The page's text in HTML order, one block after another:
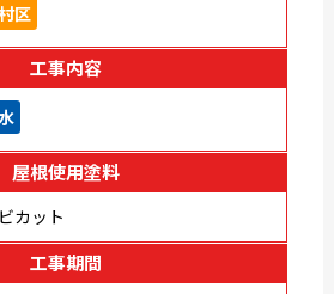
区
工事内容
屋根使用塗料
カット
工事期間